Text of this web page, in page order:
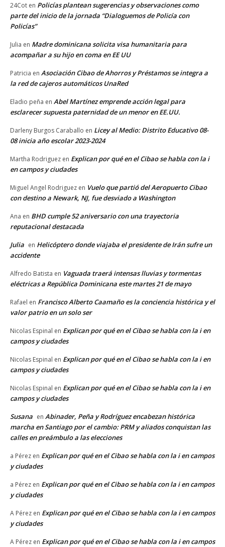
24Cot en Policías plantean sugerencias y observaciones como
parte del inicio de la jornada “Dialoguemos de Policía con
Policías”
Julia en Madre dominicana solicita visa humanitaria para
acompañar a su hijo en coma en EE UU
Patricia en Asociación Cibao de Ahorros y Préstamos se integra a
la red de cajeros automáticos UnaRed
Eladio peña en Abel Martínez emprende acción legal para
esclarecer supuesta paternidad de un menor en EE.UU.
Darleny Burgos Caraballo en Licey al Medio: Distrito Educativo 08-
08 inicia año escolar 2023-2024
Martha Rodriguez en Explican por qué en el Cibao se habla con la i
en campos y ciudades
Miguel Angel Rodriguez en Vuelo que partió del Aeropuerto Cibao
con destino a Newark, NJ, fue desviado a Washington
Ana en BHD cumple 52 aniversario con una trayectoria
reputacional destacada
Julia en Helicóptero donde viajaba el presidente de Irán sufre un
accidente
Alfredo Batista en Vaguada traerá intensas lluvias y tormentas
eléctricas a República Dominicana este martes 21 de mayo
Rafael en Francisco Alberto Caamaño es la conciencia histórica y el
valor patrio en un solo ser
Nicolas Espinal en Explican por qué en el Cibao se habla con la i en
campos y ciudades
Nicolas Espinal en Explican por qué en el Cibao se habla con la i en
campos y ciudades
Nicolas Espinal en Explican por qué en el Cibao se habla con la i en
campos y ciudades
Susana en Abinader, Peña y Rodríguez encabezan histórica
marcha en Santiago por el cambio: PRM y aliados conquistan las
calles en preámbulo a las elecciones
a Pérez en Explican por qué en el Cibao se habla con la i en campos
y ciudades
a Pérez en Explican por qué en el Cibao se habla con la i en campos
y ciudades
A Pérez en Explican por qué en el Cibao se habla con la i en campos
y ciudades
A Pérez en Explican por qué en el Cibao se habla con la i en campos